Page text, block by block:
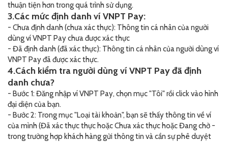
thuận tiện hơn trong quá trình sử dụng.
3.Các mức định danh ví VNPT Pay:
- Chưa định danh (chưa xác thực): Thông tin cá nhân của người
dùng ví VNPT Pay chưa được xác thực
- Đã định danh (đã xác thực): Thông tin cá nhân của người dùng ví
VNPT Pay đã được xác thực.
4.Cách kiểm tra người dùng ví VNPT Pay đã định
danh chưa?
- Bước 1: Đăng nhập ví VNPT Pay, chọn mục "Tôi" rồi click vào hình
đại diện của bạn.
- Bước 2: Trong mục "Loại tài khoản", bạn sẽ thấy thông tin về ví
của mình (Đã xác thực thực hoặc Chưa xác thực hoặc Đang chờ -
trong trường hợp khách hàng gửi thông tin và cần sự phê duyệt